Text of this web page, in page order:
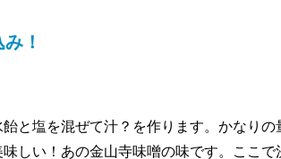
！
と塩を混ぜて汁？を作ります。かなり
味しい！あの金山寺味噌の味です。ここで